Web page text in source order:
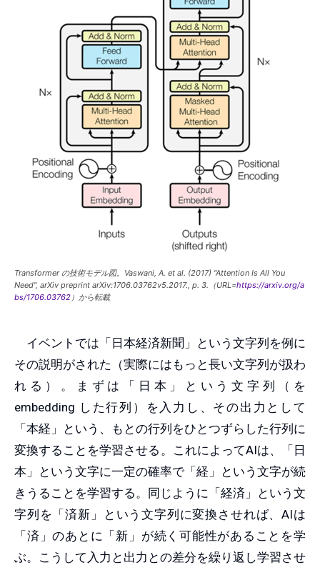
Transformer の技術モデル図。Vaswani, A. et al. (2017) "Attention Is All You
Need", arXiv preprint arXiv:1706.03762v5.2017., p. 3.（URL=https://arxiv.org/a
bs/1706.03762）から転載
イベントでは「日本経済新聞」という文字列を例に
その説明がされた（実際にはもっと長い文字列が扱わ
れる）。まずは「日本」という文字列（を
embedding した行列）を入力し、その出力として
「本経」という、もとの行列をひとつずらした行列に
変換することを学習させる。これによってAIは、「日
本」という文字に一定の確率で「経」という文字が続
きうることを学習する。同じように「経済」という文
字列を「済新」という文字列に変換させれば、AIは
「済」のあとに「新」が続く可能性があることを学
ぶ。こうして入力と出力との差分を繰り返し学習させ